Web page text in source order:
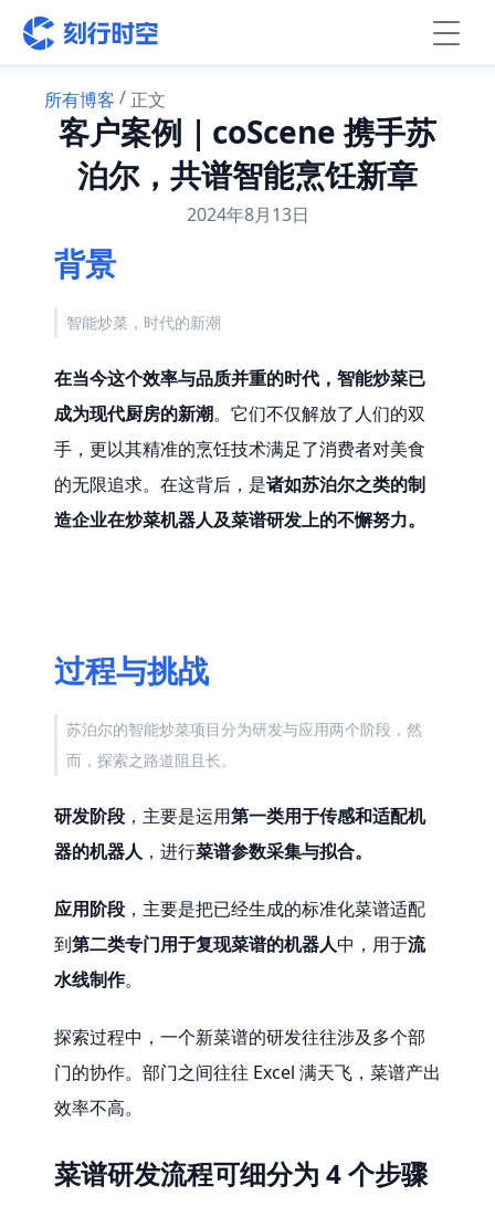
所有博客 / 正文
客户案例｜coScene 携手苏
泊尔，共谱智能烹饪新章
2024年8月13日
背景
智能炒菜，时代的新潮
在当今这个效率与品质并重的时代，智能炒菜已
成为现代厨房的新潮。它们不仅解放了人们的双
手，更以其精准的烹饪技术满足了消费者对美食
的无限追求。在这背后，是诸如苏泊尔之类的制
造企业在炒菜机器人及菜谱研发上的不懈努力。
过程与挑战
苏泊尔的智能炒菜项目分为研发与应用两个阶段，然
而，探索之路道阻且长。
研发阶段 ，主要是运用第一类用于传感和适配机
器的机器人 ，进行菜谱参数采集与拟合。
应用阶段 ，主要是把已经生成的标准化菜谱适配
到第二类专门用于复现菜谱的机器人中，用于流
水线制作。
探索过程中，一个新菜谱的研发往往涉及多个部
门的协作。部门之间往往 Excel 满天飞，菜谱产出
效率不高。
菜谱研发流程可细分为 4 个步骤